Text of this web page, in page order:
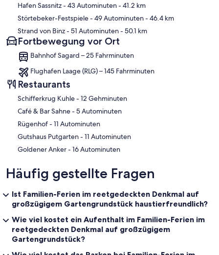
Hafen Sassnitz- 43 Autominuten- 41.2 km
Störtebeker-Festspiele- 49 Autominuten- 46.4 km
Strand von Binz- 51 Autominuten- 50.1 km
Fortbewegung vor Ort
Bahnhof Sagard – 25 Fahrminuten
Flughafen Laage (RLG) – 145 Fahrminuten
Restaurants
‪Schifferkrug Kuhle - ‬12 Gehminuten
‪Café & Bar Sahne - ‬5 Autominuten
‪Rügenhof - ‬11 Autominuten
‪Gutshaus Putgarten - ‬11 Autominuten
‪Goldener Anker - ‬16 Autominuten
Häufig gestellte Fragen
Ist Familien-Ferien im reetgedeckten Denkmal auf
großzügigem Gartengrundstück haustierfreundlich?
Wie viel kostet ein Aufenthalt im Familien-Ferien im
reetgedeckten Denkmal auf großzügigem
Gartengrundstück?